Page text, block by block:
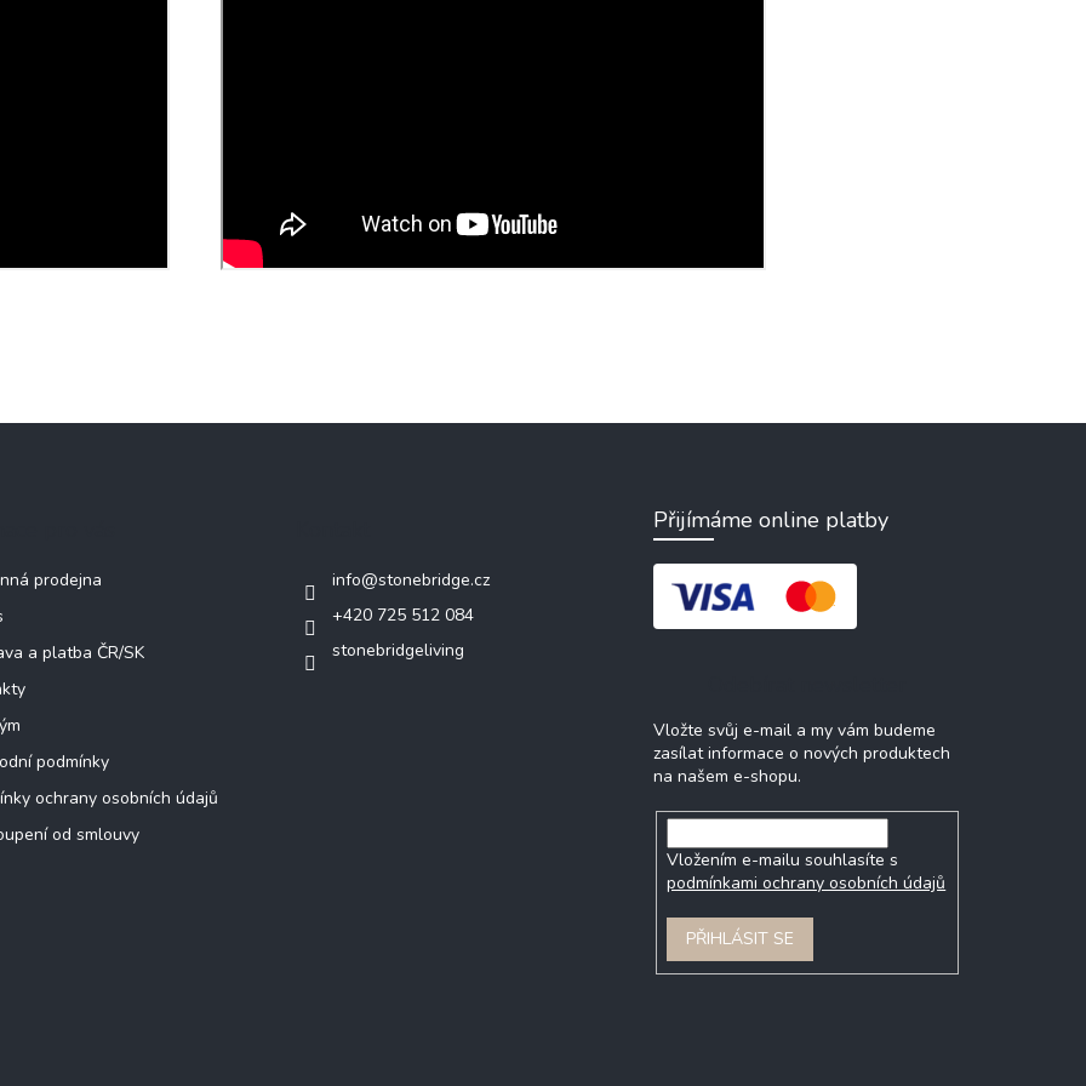
prodejna
a platba ČR/SK
podmínky
ochrany osobních údajů
od smlouvy
info@stonebridge.cz
+420 725 512 084
stonebridgeliving
Přijímáme online platby
Vložte svůj e-mail a my vám budeme
zasílat informace o nových produktech
na našem e-shopu.
Vložením e-mailu souhlasíte s
podmínkami ochrany osobních údajů
PŘIHLÁSIT SE